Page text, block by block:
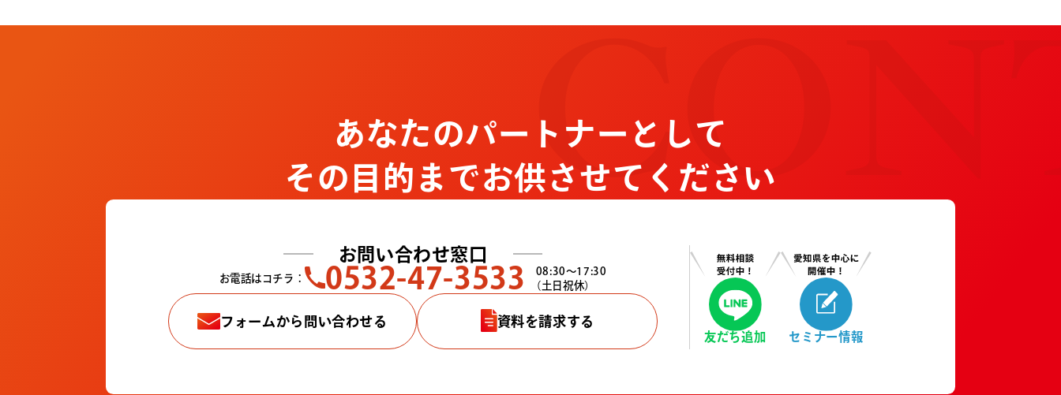
あなたのパートナーとして
その目的までお供させてください
お問い合わせ窓口
お電話はコチラ： 0532-47-3533
08:30〜17:30
（土日祝休）
フォームから問い合わせる 資料を請求する
友だち追加 セミナー情報